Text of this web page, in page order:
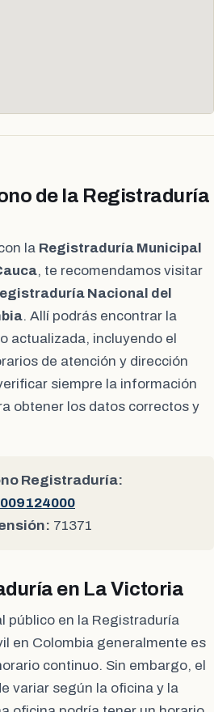
de la Registraduría
la Registraduría Municipal
, te recomendamos visitar
Nacional del
. Allí podrás encontrar la
actualizada, incluyendo el
de atención y dirección
siempre la información
obtener los datos correctos y
Registraduría:
71371
en La Victoria
público en la Registraduría
en Colombia generalmente es
continuo. Sin embargo, el
variar según la oficina y la